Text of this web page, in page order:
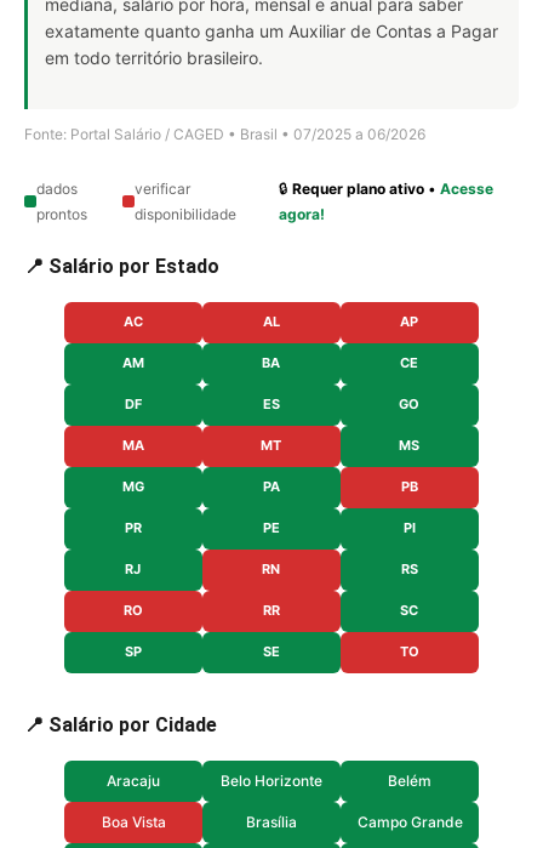
exatamente quanto ganha um Auxiliar de Contas a Pagar
em todo território brasileiro.
Fonte: Portal Salário / CAGED • Brasil • 07/2025 a 06/2026
dados
prontos
verificar
disponibilidade
🔒Requer plano ativo •Acesse
agora!
📍 Salário por Estado
AC AL AP
AM BA CE
DF ES GO
MA MT MS
MG PA PB
PR PE PI
RJ RN RS
RO RR SC
SP SE TO
📍 Salário por Cidade
Aracaju Belo Horizonte Belém
Boa Vista Brasília Campo Grande